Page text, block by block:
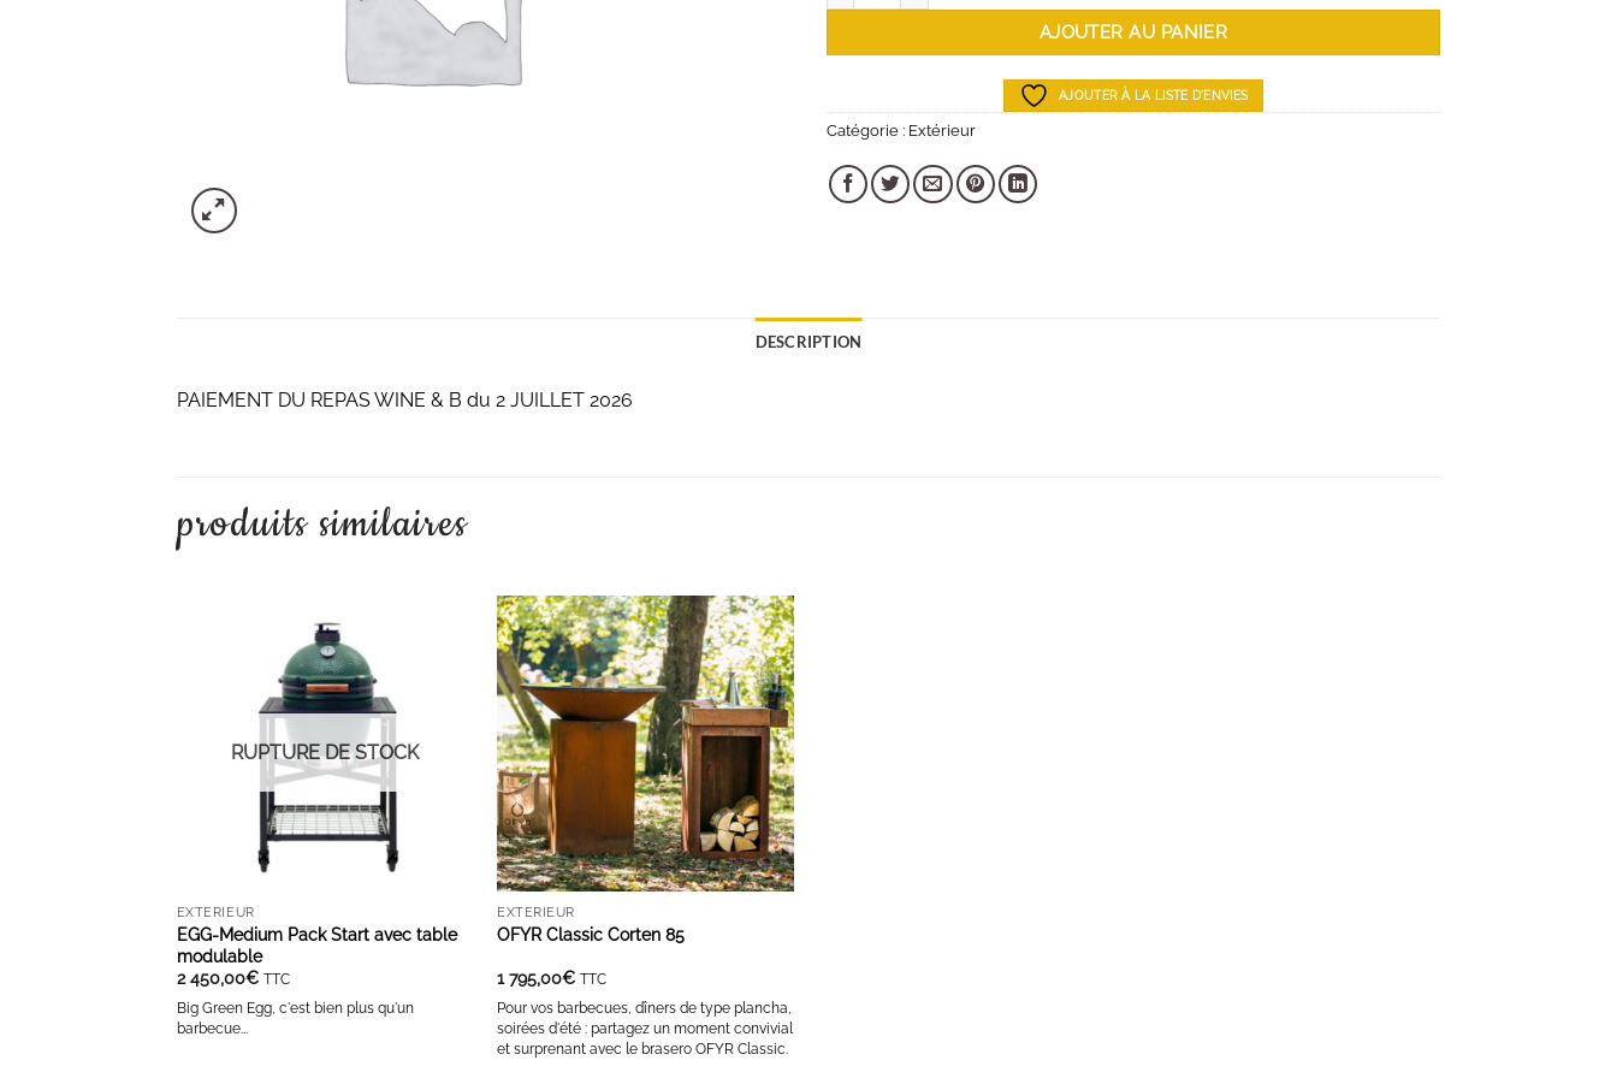
AJOUTER AU PANIER
AJOUTER À LA LISTE D'ENVIES
Catégorie : Extérieur
DESCRIPTION
PAIEMENT DU REPAS WINE & B du 2 JUILLET 2026
produits similaires
AJOUTER À LA LISTE D'ENVIES
RUPTURE DE STOCK
EXTÉRIEUR
EGG-Medium Pack Start avec table
modulable
2 450,00€ TTC
Big Green Egg, c'est bien plus qu'un
barbecue...
AJOUTER À LA LISTE D'ENVIES
EXTÉRIEUR
OFYR Classic Corten 85
1 795,00€ TTC
Pour vos barbecues, dîners de type plancha,
soirées d'été : partagez un moment convivial
et surprenant avec le brasero OFYR Classic.